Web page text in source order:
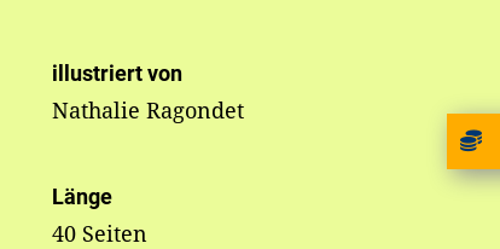
illustriert von
Nathalie Ragondet
Länge
40 Seiten